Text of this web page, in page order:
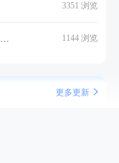
3351 浏览
1144 浏览
更多更新